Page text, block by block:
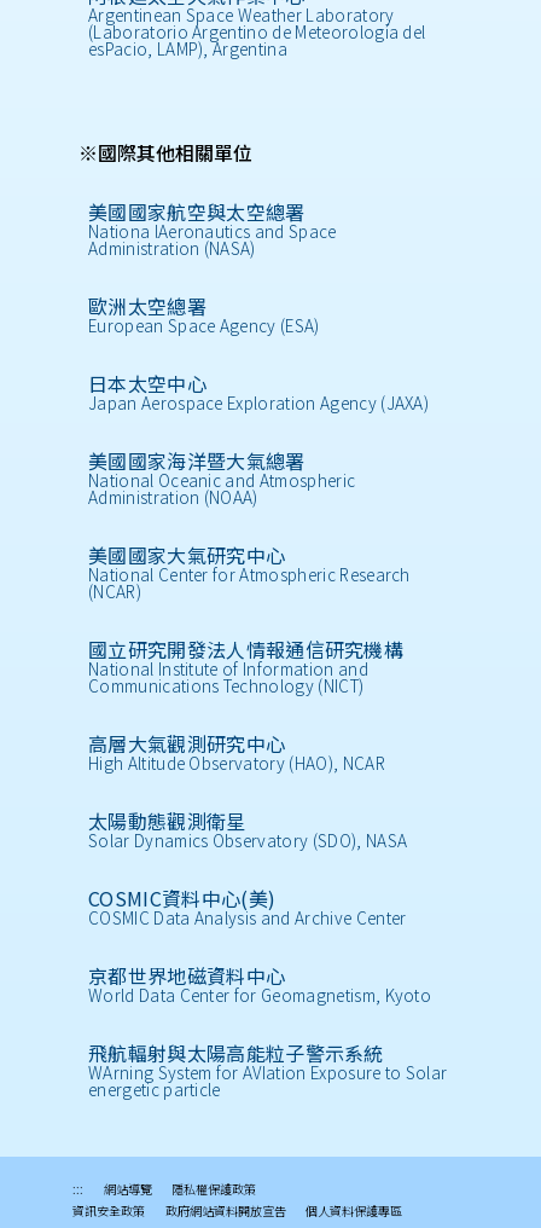
Argentinean Space Weather Laboratory
(Laboratorio Argentino de Meteorología del
esPacio, LAMP), Argentina
※國際其他相關單位
美國國家航空與太空總署
Nationa lAeronautics and Space
Administration (NASA)
歐洲太空總署
European Space Agency (ESA)
日本太空中心
Japan Aerospace Exploration Agency (JAXA)
美國國家海洋暨大氣總署
National Oceanic and Atmospheric
Administration (NOAA)
美國國家大氣研究中心
National Center for Atmospheric Research
(NCAR)
國立研究開發法人情報通信研究機構
National Institute of Information and
Communications Technology (NICT)
高層大氣觀測研究中心
High Altitude Observatory (HAO), NCAR
太陽動態觀測衛星
Solar Dynamics Observatory (SDO), NASA
COSMIC資料中心(美)
COSMIC Data Analysis and Archive Center
京都世界地磁資料中心
World Data Center for Geomagnetism, Kyoto
飛航輻射與太陽高能粒子警示系統
WArning System for AVIation Exposure to Solar
energetic particle
::: 網站導覽
隱私權保護政策
資訊安全政策
政府網站資料開放宣告 個人資料保護專區